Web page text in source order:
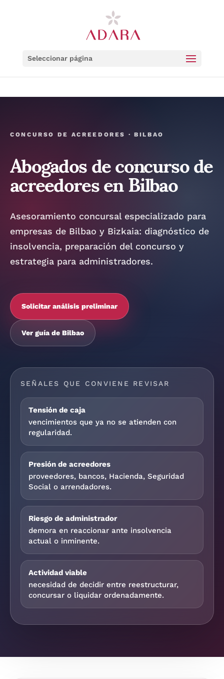
Seleccionar página
CONCURSO DE ACREEDORES · BILBAO
Abogados de concurso de
acreedores en Bilbao
Asesoramiento concursal especializado para
empresas de Bilbao y Bizkaia: diagnóstico de
insolvencia, preparación del concurso y
estrategia para administradores.
Solicitar análisis preliminar
Ver guía de Bilbao
SEÑALES QUE CONVIENE REVISAR
Tensión de caja
vencimientos que ya no se atienden con
regularidad.
Presión de acreedores
proveedores, bancos, Hacienda, Seguridad
Social o arrendadores.
Riesgo de administrador
demora en reaccionar ante insolvencia
actual o inminente.
Actividad viable
necesidad de decidir entre reestructurar,
concursar o liquidar ordenadamente.